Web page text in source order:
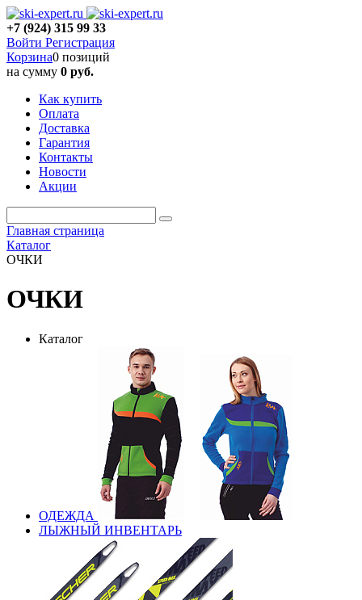
+7 (924) 315 99 33
Войти Регистрация
Корзина0 позиций
на сумму 0 руб.
Как купить
Оплата
Доставка
Гарантия
Контакты
Новости
Акции
Главная страница
Каталог
ОЧКИ
ОЧКИ
Каталог
ОДЕЖДА
ЛЫЖНЫЙ ИНВЕНТАРЬ